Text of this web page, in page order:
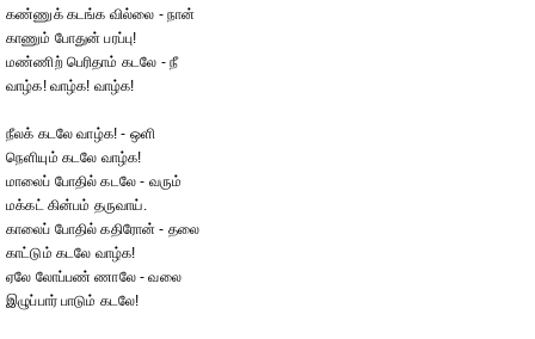
கண்ணுக் கடங்க வில்லை - நான்
காணும் போதுன் பரப்பு!
மண்ணிற் பெரிதாம் கடலே - நீ
வாழ்க! வாழ்க! வாழ்க!
நீலக் கடலே வாழ்க! - ஒளி
நெளியும் கடலே வாழ்க!
மாலைப் போதில் கடலே - வரும்
மக்கட் கின்பம் தருவாய்.
காலைப் போதில் கதிரோன் - தலை
காட்டும் கடலே வாழ்க!
ஏலே லோப்பண் ணாலே - வலை
இழுப்பார் பாடும் கடலே!